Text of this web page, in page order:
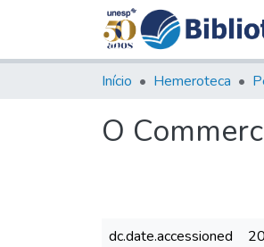
Início Hemeroteca
O
dc.date.accessioned